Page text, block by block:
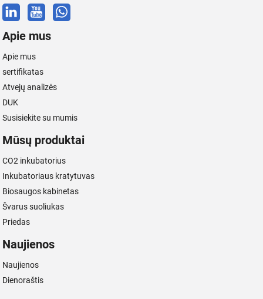
Apie mus
Apie mus
sertifikatas
Atvejų analizės
DUK
Susisiekite su mumis
Mūsų produktai
CO2 inkubatorius
Inkubatoriaus kratytuvas
Biosaugos kabinetas
Švarus suoliukas
Priedas
Naujienos
Naujienos
Dienoraštis